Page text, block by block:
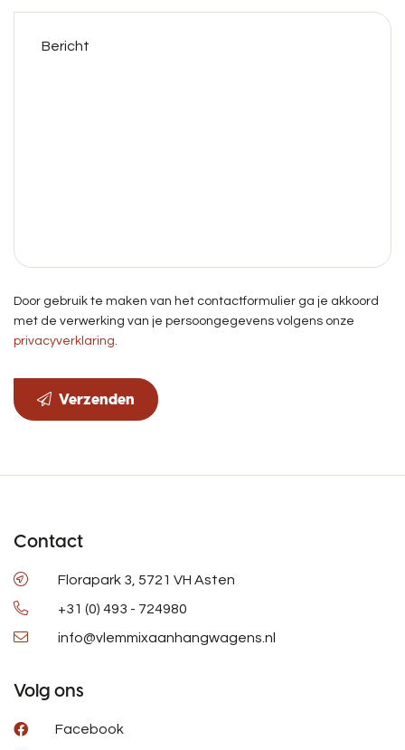
Door gebruik te maken van het contactformulier ga je akkoord
met de verwerking van je persoongegevens volgens onze
privacyverklaring.
Verzenden
Contact
Florapark 3, 5721 VH Asten
+31 (0) 493 - 724980
info@vlemmixaanhangwagens.nl
Volg ons
Facebook